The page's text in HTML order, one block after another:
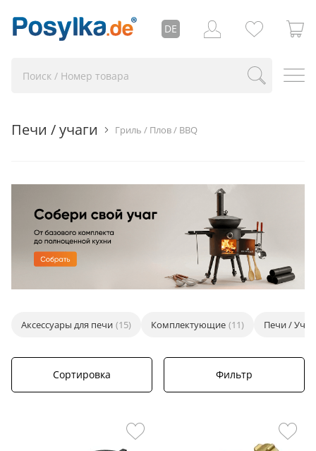
DE
Гриль / Плов / BBQ
Печи / учаги
Аксессуары для печи (15) Комплектующие (11) Печи /
Сортировка Фильтр